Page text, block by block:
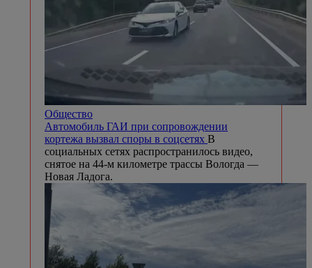
Общество
Автомобиль ГАИ при сопровождении
кортежа вызвал споры в соцсетях В
социальных сетях распространилось видео,
снятое на 44-м километре трассы Вологда —
Новая Ладога.